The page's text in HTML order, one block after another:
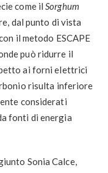
come ilSorghum
dal punto di vista
il metodo ESCAPE
può ridurre il
ai forni elettrici
risulta inferiore
considerati
fonti di energia
Sonia Calce,